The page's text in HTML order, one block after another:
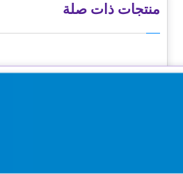
منتجات ذات صلة